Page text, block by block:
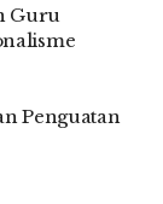
Guru
Penguatan